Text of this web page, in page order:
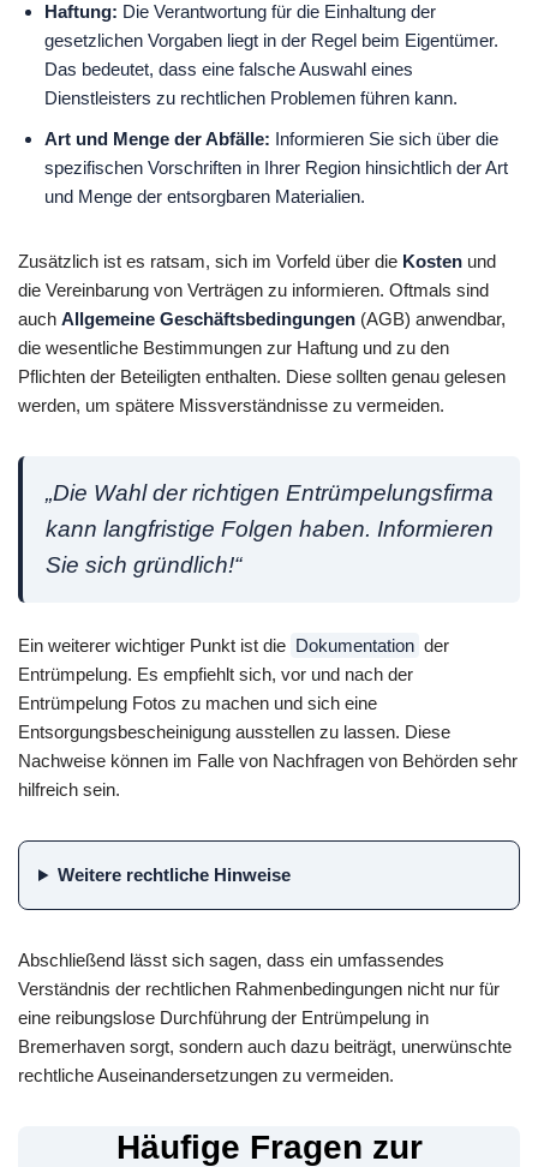
Haftung: Die Verantwortung für die Einhaltung der
gesetzlichen Vorgaben liegt in der Regel beim Eigentümer.
Das bedeutet, dass eine falsche Auswahl eines
Dienstleisters zu rechtlichen Problemen führen kann.
Art und Menge der Abfälle: Informieren Sie sich über die
spezifischen Vorschriften in Ihrer Region hinsichtlich der Art
und Menge der entsorgbaren Materialien.
Zusätzlich ist es ratsam, sich im Vorfeld über die Kosten und
die Vereinbarung von Verträgen zu informieren. Oftmals sind
auch Allgemeine Geschäftsbedingungen (AGB) anwendbar,
die wesentliche Bestimmungen zur Haftung und zu den
Pflichten der Beteiligten enthalten. Diese sollten genau gelesen
werden, um spätere Missverständnisse zu vermeiden.
„Die Wahl der richtigen Entrümpelungsfirma
kann langfristige Folgen haben. Informieren
Sie sich gründlich!“
Ein weiterer wichtiger Punkt ist die Dokumentation der
Entrümpelung. Es empfiehlt sich, vor und nach der
Entrümpelung Fotos zu machen und sich eine
Entsorgungsbescheinigung ausstellen zu lassen. Diese
Nachweise können im Falle von Nachfragen von Behörden sehr
hilfreich sein.
Weitere rechtliche Hinweise
Abschließend lässt sich sagen, dass ein umfassendes
Verständnis der rechtlichen Rahmenbedingungen nicht nur für
eine reibungslose Durchführung der Entrümpelung in
Bremerhaven sorgt, sondern auch dazu beiträgt, unerwünschte
rechtliche Auseinandersetzungen zu vermeiden.
Häufige Fragen zur